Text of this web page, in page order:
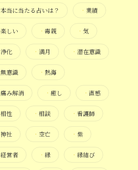
本当に当たる占いは？ ・ 業績
楽しい ・ 毒親 ・ 気
浄化 ・ 満月 ・ 潜在意識
無意識 ・ 熱海
痛み解消 ・ 癒し ・ 直感
相性 ・ 相談 ・ 看護師
神社 ・ 空亡 ・ 紫
経営者 ・ 縁 ・ 縁結び